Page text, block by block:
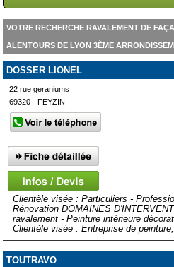
VOTRE RECHERCHE RAVALEMENT DE
ALENTOURS DE LYON 3ÈME
DOSSER LIONEL
22 rue geraniums
69320 - FEYZIN
Clientèle visée : Particuliers -
Rénovation DOMAINES
ravalement - Peinture intérieure
Clientèle visée : Entreprise de
TOUTRAVO